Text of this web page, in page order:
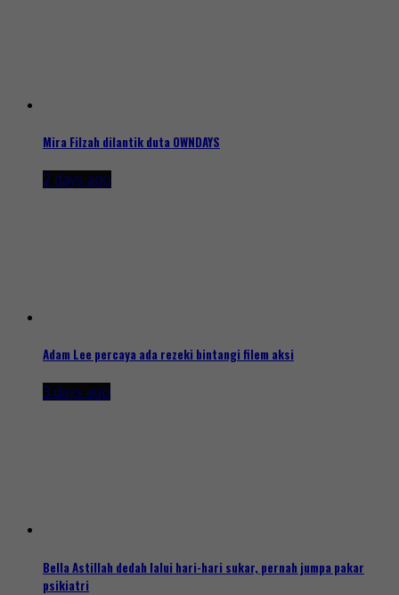
Mira Filzah dilantik duta OWNDAYS
2 days ago
Adam Lee percaya ada rezeki bintangi filem aksi
3 days ago
Bella Astillah dedah lalui hari-hari sukar, pernah jumpa pakar
psikiatri